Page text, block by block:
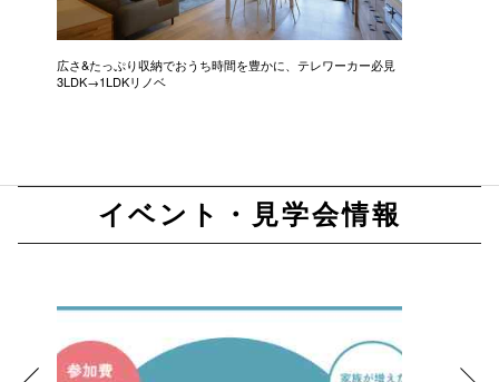
広さ&たっぷり収納でおうち時間を豊かに、テレワーカー必見
3LDK→1LDKリノベ
イベント・見学会情報